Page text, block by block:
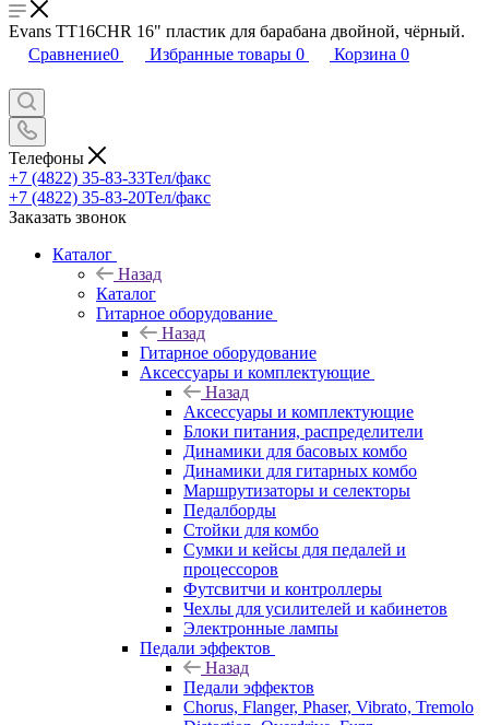
Evans TT16CHR 16" пластик для барабана двойной, чёрный.
Сравнение0 Избранные товары 0 Корзина 0
Телефоны
+7 (4822) 35-83-33Тел/факс
+7 (4822) 35-83-20Тел/факс
Заказать звонок
Каталог
Назад
Каталог
Гитарное оборудование
Назад
Гитарное оборудование
Аксессуары и комплектующие
Назад
Аксессуары и комплектующие
Блоки питания, распределители
Динамики для басовых комбо
Динамики для гитарных комбо
Маршрутизаторы и селекторы
Педалборды
Стойки для комбо
Сумки и кейсы для педалей и
процессоров
Футсвитчи и контроллеры
Чехлы для усилителей и кабинетов
Электронные лампы
Педали эффектов
Назад
Педали эффектов
Chorus, Flanger, Phaser, Vibrato, Tremolo